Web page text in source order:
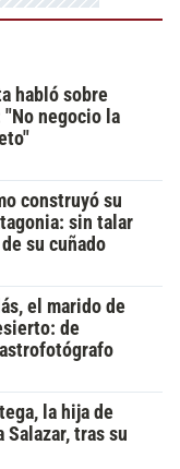
habló sobre
"No negocio la
construyó su
sin talar
su cuñado
el marido de
de
la hija de
Salazar, tras su